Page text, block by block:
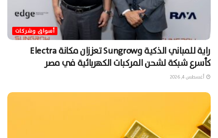
أسواق وشركات
راية للمباني الذكية وSungrow تعززان مكانة Electra
كأسرع شبكة لشحن المركبات الكهربائية في مصر
أغسطس 4, 2026